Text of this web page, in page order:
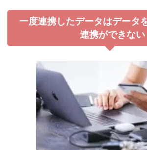
一度連携したデータはデータ
連携ができない